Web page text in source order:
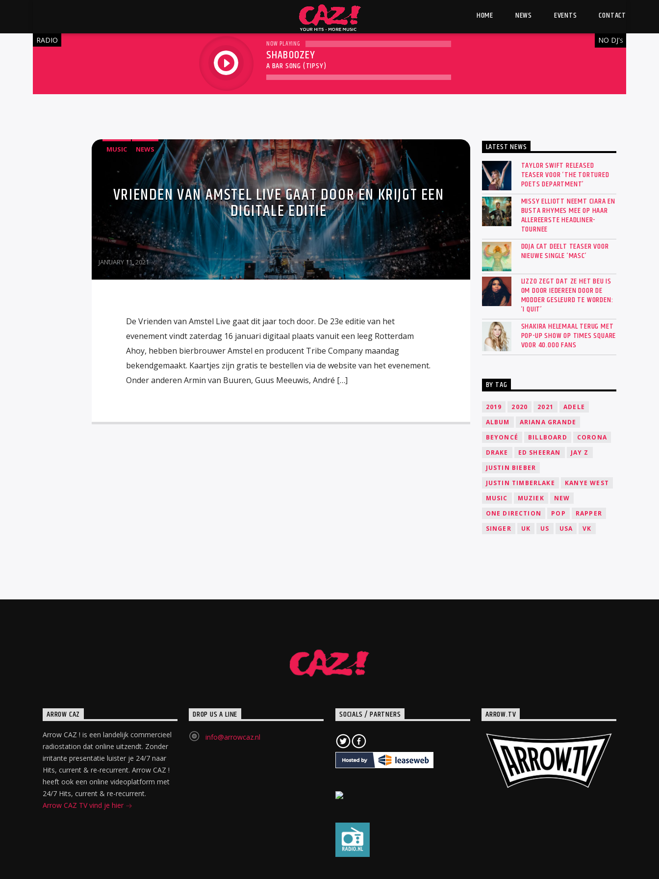
HOME NEWS EVENTS CONTACT
RADIO
play
NO DJ'S
NOW PLAYING
SHABOOZEY
A BAR SONG (TIPSY)
MUSIC NEWS
VRIENDEN VAN AMSTEL LIVE GAAT DOOR EN KRIJGT EEN
DIGITALE EDITIE
JANUARY 11, 2021
De Vrienden van Amstel Live gaat dit jaar toch door. De 23e editie van het
evenement vindt zaterdag 16 januari digitaal plaats vanuit een leeg Rotterdam
Ahoy, hebben bierbrouwer Amstel en producent Tribe Company maandag
bekendgemaakt. Kaartjes zijn gratis te bestellen via de website van het evenement.
Onder anderen Armin van Buuren, Guus Meeuwis, André […]
LATEST NEWS
TAYLOR SWIFT RELEASED
TEASER VOOR ‘THE TORTURED
POETS DEPARTMENT’
MISSY ELLIOTT NEEMT CIARA EN
BUSTA RHYMES MEE OP HAAR
ALLEREERSTE HEADLINER-
TOURNEE
DOJA CAT DEELT TEASER VOOR
NIEUWE SINGLE ‘MASC’
LIZZO ZEGT DAT ZE HET BEU IS
OM DOOR IEDEREEN DOOR DE
MODDER GESLEURD TE WORDEN:
‘I QUIT’
SHAKIRA HELEMAAL TERUG MET
POP-UP SHOW OP TIMES SQUARE
VOOR 40.000 FANS
BY TAG
2019 2020 2021
ADELE
ALBUM
ARIANA GRANDE
BEYONCÉ
BILLBOARD
CORONA
DRAKE
ED SHEERAN
JAY Z
JUSTIN BIEBER
JUSTIN TIMBERLAKE
KANYE WEST
MUSIC
MUZIEK
NEW
ONE DIRECTION
POP
RAPPER
SINGER
UK US USA VK
ARROW CAZ
Arrow CAZ ! is een landelijk commercieel
radiostation dat online uitzendt. Zonder
irritante presentatie luister je 24/7 naar
Hits, current & re-recurrent. Arrow CAZ !
heeft ook een online videoplatform met
24/7 Hits, current & re-recurrent.
Arrow CAZ TV vind je hier
DROP US A LINE
info@arrowcaz.nl
SOCIALS / PARTNERS ARROW.TV